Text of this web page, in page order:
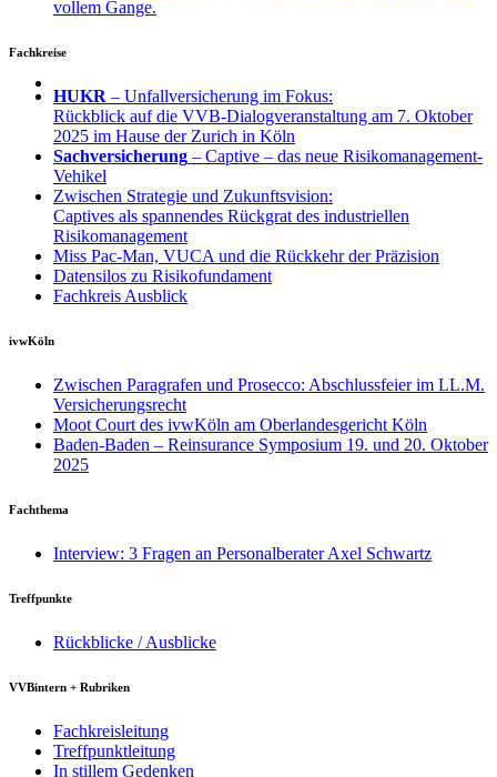
vollem Gange.
Fachkreise
HUKR – Unfallversicherung im Fokus:
Rückblick auf die VVB-Dialogveranstaltung am 7. Oktober
2025 im Hause der Zurich in Köln
Sachversicherung – Captive – das neue Risikomanagement-
Vehikel
Zwischen Strategie und Zukunftsvision:
Captives als spannendes Rückgrat des industriellen
Risikomanagement
Miss Pac-Man, VUCA und die Rückkehr der Präzision
Datensilos zu Risikofundament
Fachkreis Ausblick
ivwKöln
Zwischen Paragrafen und Prosecco: Abschlussfeier im LL.M.
Versicherungsrecht
Moot Court des ivwKöln am Oberlandesgericht Köln
Baden-Baden – Reinsurance Symposium 19. und 20. Oktober
2025
Fachthema
Interview: 3 Fragen an Personalberater Axel Schwartz
Treffpunkte
Rückblicke / Ausblicke
VVBintern + Rubriken
Fachkreisleitung
Treffpunktleitung
In stillem Gedenken